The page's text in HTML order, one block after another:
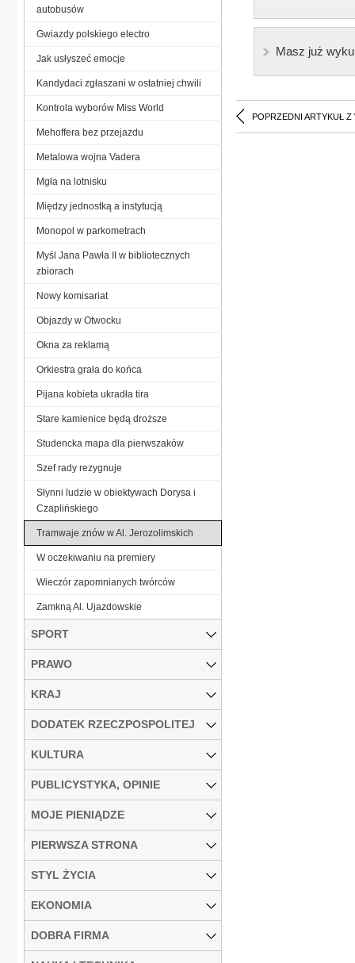
Masz już
POPRZEDNI ARTYKUŁ Z
autobusów
Gwiazdy polskiego electro
Jak usłyszeć emocje
Kandydaci zgłaszani w ostatniej chwili
Kontrola wyborów Miss World
Mehoffera bez przejazdu
Metalowa wojna Vadera
Mgła na lotnisku
Między jednostką a instytucją
Monopol w parkometrach
Myśl Jana Pawła II w bibliotecznych
zbiorach
Nowy komisariat
Objazdy w Otwocku
Okna za reklamą
Orkiestra grała do końca
Pijana kobieta ukradła tira
Stare kamienice będą droższe
Studencka mapa dla pierwszaków
Szef rady rezygnuje
Słynni ludzie w obiektywach Dorysa i
Czaplińskiego
Tramwaje znów w Al. Jerozolimskich
W oczekiwaniu na premiery
Wieczór zapomnianych twórców
Zamkną Al. Ujazdowskie
SPORT
PRAWO
KRAJ
DODATEK RZECZPOSPOLITEJ
KULTURA
PUBLICYSTYKA, OPINIE
MOJE PIENIĄDZE
PIERWSZA STRONA
STYL ŻYCIA
EKONOMIA
DOBRA FIRMA